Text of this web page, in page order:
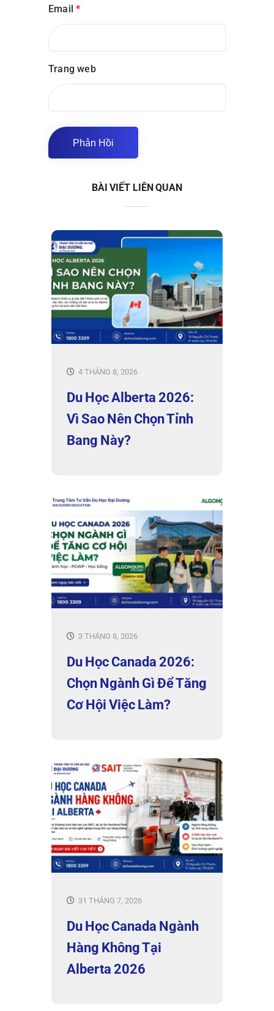
Email*
Trang web
BÀI VIẾT LIÊN QUAN
4 THÁNG 8, 2026
Du Học Alberta 2026:
Vì Sao Nên Chọn Tỉnh
Bang Này?
3 THÁNG 8, 2026
Du Học Canada 2026:
Chọn Ngành Gì Để Tăng
Cơ Hội Việc Làm?
31 THÁNG 7, 2026
Du Học Canada Ngành
Hàng Không Tại
Alberta 2026